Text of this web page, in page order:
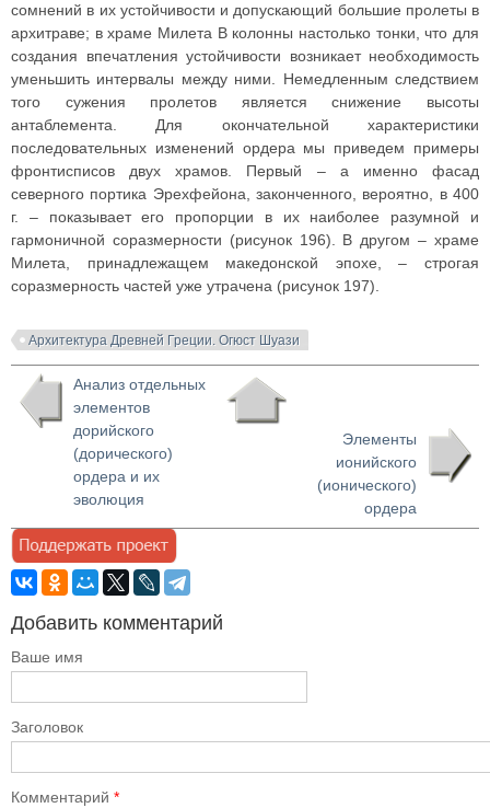
сомнений в их устойчивости и допускающий большие пролеты в
архитраве; в храме Милета B колонны настолько тонки, что для
создания впечатления устойчивости возникает необходимость
уменьшить интервалы между ними. Немедленным следствием
того сужения пролетов является снижение высоты
антаблемента. Для окончательной характеристики
последовательных изменений ордера мы приведем примеры
фронтисписов двух храмов. Первый – а именно фасад
северного портика Эрехфейона, законченного, вероятно, в 400
г. – показывает его пропорции в их наиболее разумной и
гармоничной соразмерности (рисунок 196). В другом – храме
Милета, принадлежащем македонской эпохе, – строгая
соразмерность частей уже утрачена (рисунок 197).
Архитектура Древней Греции. Огюст Шуази
Анализ отдельных
элементов
дорийского
(дорического)
ордера и их
эволюция
Элементы
ионийского
(ионического)
ордера
Добавить комментарий
Ваше имя
Заголовок
Комментарий *